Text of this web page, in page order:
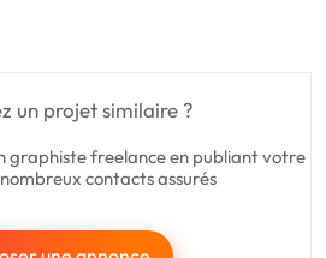
un projet similaire ?
graphiste freelance en publiant votre
contacts assurés